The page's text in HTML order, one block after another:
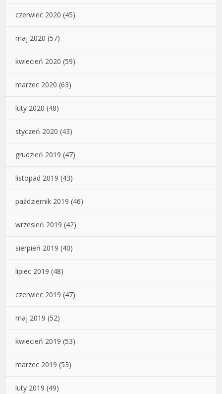
czerwiec 2020 (45)
maj 2020 (57)
kwiecień 2020 (59)
marzec 2020 (63)
luty 2020 (48)
styczeń 2020 (43)
grudzień 2019 (47)
listopad 2019 (43)
październik 2019 (46)
wrzesień 2019 (42)
sierpień 2019 (40)
lipiec 2019 (48)
czerwiec 2019 (47)
maj 2019 (52)
kwiecień 2019 (53)
marzec 2019 (53)
luty 2019 (49)